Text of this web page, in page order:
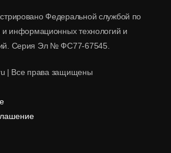
Федеральной службой по
и информационных технологий и
Серия Эл № ФС77-67545.
| Все права защищены